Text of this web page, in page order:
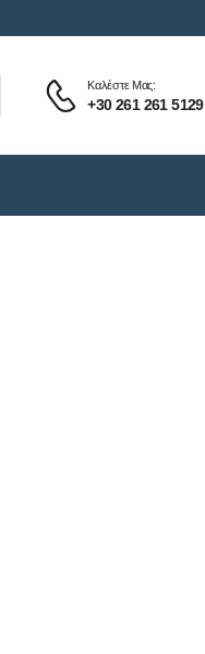
Καλέστε Μας:
+30 261 261 5129